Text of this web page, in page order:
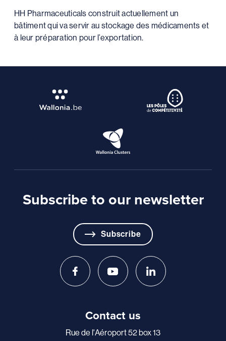
HH Pharmaceuticals construit actuellement un
bâtiment qui va servir au stockage des médicaments et
à leur préparation pour l’exportation.
Subscribe to our newsletter
Subscribe
Contact us
Rue de l'Aéroport 52 box 13